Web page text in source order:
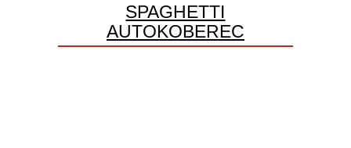
SPAGHETTI
AUTOKOBEREC